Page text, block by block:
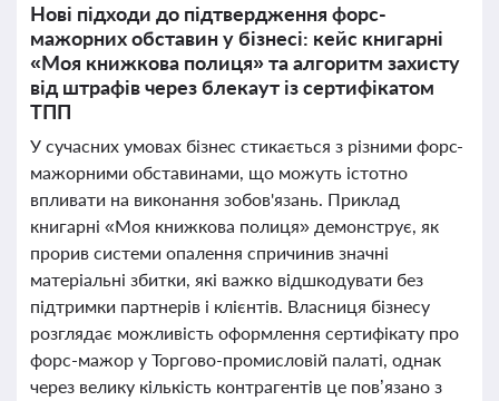
Нові підходи до підтвердження форс-
мажорних обставин у бізнесі: кейс книгарні
«Моя книжкова полиця» та алгоритм захисту
від штрафів через блекаут із сертифікатом
ТПП
У сучасних умовах бізнес стикається з різними форс-
мажорними обставинами, що можуть істотно
впливати на виконання зобов'язань. Приклад
книгарні «Моя книжкова полиця» демонструє, як
прорив системи опалення спричинив значні
матеріальні збитки, які важко відшкодувати без
підтримки партнерів і клієнтів. Власниця бізнесу
розглядає можливість оформлення сертифікату про
форс-мажор у Торгово-промисловій палаті, однак
через велику кількість контрагентів це пов’язано з